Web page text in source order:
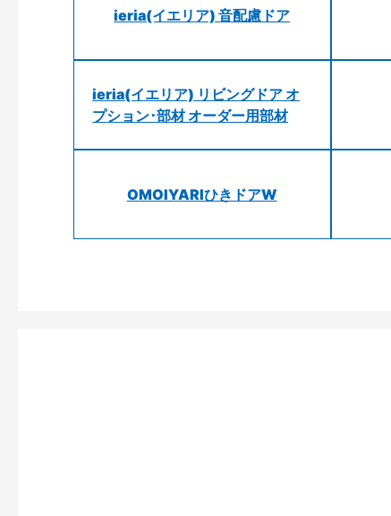
ieria(イエリア) 音配慮ドア
ieria(イエリア) リビングドア オ
プション･部材 オーダー用部材
OMOIYARIひきドアW